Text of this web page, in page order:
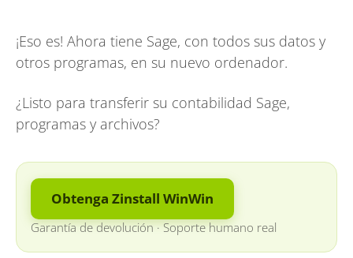
¡Eso es! Ahora tiene Sage, con todos sus datos y
otros programas, en su nuevo ordenador.
¿Listo para transferir su contabilidad Sage,
programas y archivos?
Obtenga Zinstall WinWin
Garantía de devolución ·Soporte humano real